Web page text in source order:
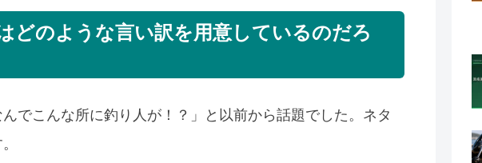
どのような言い訳を用意しているのだろ
でこんな所に釣り人が！？」と以前から話題でした。ネタ